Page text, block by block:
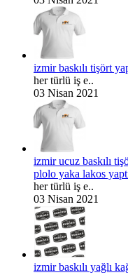
izmir baskılı tişört
her türlü iş e..
03 Nisan 2021
izmir ucuz baskılı
plolo yaka lakos
her türlü iş e..
03 Nisan 2021
izmir baskılı yağlı